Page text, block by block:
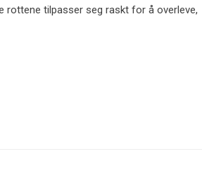
rottene tilpasser seg raskt for å overleve,